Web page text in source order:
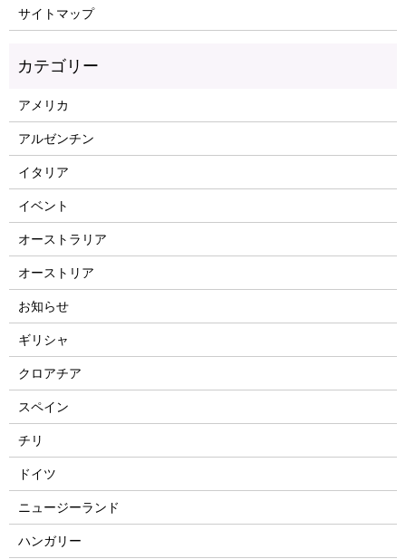
サイトマップ
アメリカ
アルゼンチン
イタリア
イベント
オーストラリア
オーストリア
お知らせ
ギリシャ
クロアチア
スペイン
チリ
ドイツ
ニュージーランド
ハンガリー